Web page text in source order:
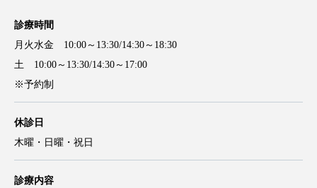
診療時間
月火水金 10:00～13:30/14:30～18:30
土 10:00～13:30/14:30～17:00
※予約制
休診日
木曜・日曜・祝日
診療内容